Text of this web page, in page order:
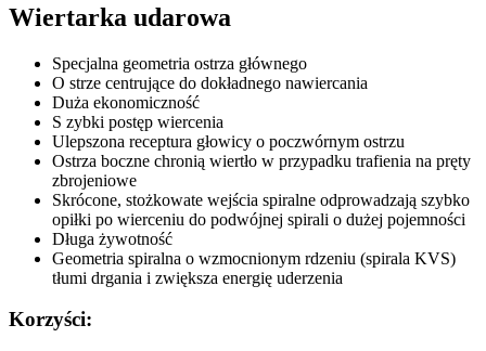
Wiertarka udarowa
Specjalna geometria ostrza głównego
O strze centrujące do dokładnego nawiercania
Duża ekonomiczność
S zybki postęp wiercenia
Ulepszona receptura głowicy o poczwórnym ostrzu
Ostrza boczne chronią wiertło w przypadku trafienia na pręty
zbrojeniowe
Skrócone, stożkowate wejścia spiralne odprowadzają szybko
opiłki po wierceniu do podwójnej spirali o dużej pojemności
Długa żywotność
Geometria spiralna o wzmocnionym rdzeniu (spirala KVS)
tłumi drgania i zwiększa energię uderzenia
Korzyści: